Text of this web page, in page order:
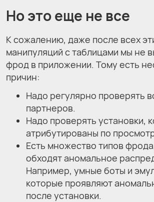
Но это еще не все
К сожалению, даже после всех
манипуляций с таблицами мы не
фрод в приложении. Тому есть
причин:
Надо регулярно проверять
партнеров.
Надо проверять установки,
атрибутированы по
Есть множество типов
обходят аномальное
Например, умные боты и
которые проявляют
после установки.